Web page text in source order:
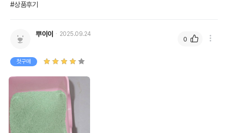
#상품후기
뿌이이 2025.09.24
첫구매
0